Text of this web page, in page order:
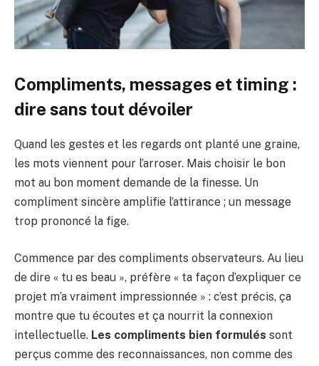
Compliments, messages et timing :
dire sans tout dévoiler
Quand les gestes et les regards ont planté une graine,
les mots viennent pour l’arroser. Mais choisir le bon
mot au bon moment demande de la finesse. Un
compliment sincère amplifie l’attirance ; un message
trop prononcé la fige.
Commence par des compliments observateurs. Au lieu
de dire « tu es beau », préfère « ta façon d’expliquer ce
projet m’a vraiment impressionnée » : c’est précis, ça
montre que tu écoutes et ça nourrit la connexion
intellectuelle. Les compliments bien formulés sont
perçus comme des reconnaissances, non comme des